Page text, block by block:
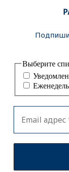
Выберите